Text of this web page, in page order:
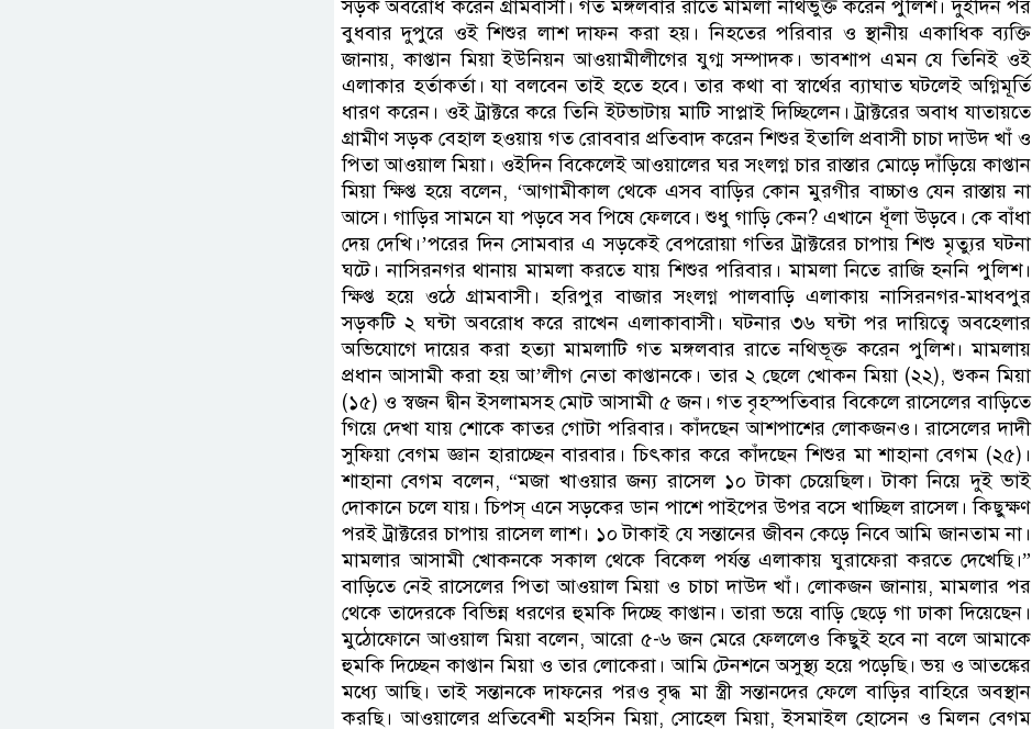
সড়ক অবরোধ করেন গ্রামবাসী। গত মঙ্গলবার রাতে মামলা নথিভুক্ত করেন পুলিশ। দুইদিন পর
বুধবার দুপুরে ওই শিশুর লাশ দাফন করা হয়। নিহতের পরিবার ও স্থানীয় একাধিক ব্যক্তি
জানায়, কাপ্তান মিয়া ইউনিয়ন আওয়ামীলীগের যুগ্ম সম্পাদক। ভাবশাপ এমন যে তিনিই ওই
এলাকার হর্তাকর্তা। যা বলবেন তাই হতে হবে। তার কথা বা স্বার্থের ব্যাঘাত ঘটলেই অগ্নিমূর্তি
ধারণ করেন। ওই ট্রাক্টরে করে তিনি ইটভাটায় মাটি সাপ্লাই দিচ্ছিলেন। ট্রাক্টরের অবাধ যাতায়তে
গ্রামীণ সড়ক বেহাল হওয়ায় গত রোববার প্রতিবাদ করেন শিশুর ইতালি প্রবাসী চাচা দাউদ খাঁ ও
পিতা আওয়াল মিয়া। ওইদিন বিকেলেই আওয়ালের ঘর সংলগ্ন চার রাস্তার মোড়ে দাঁড়িয়ে কাপ্তান
মিয়া ক্ষিপ্ত হয়ে বলেন, ‘আগামীকাল থেকে এসব বাড়ির কোন মুরগীর বাচ্চাও যেন রাস্তায় না
আসে। গাড়ির সামনে যা পড়বে সব পিষে ফেলবে। শুধু গাড়ি কেন? এখানে ধূঁলা উড়বে। কে বাঁধা
দেয় দেখি।’পরের দিন সোমবার এ সড়কেই বেপরোয়া গতির ট্রাক্টরের চাপায় শিশু মৃত্যুর ঘটনা
ঘটে। নাসিরনগর থানায় মামলা করতে যায় শিশুর পরিবার। মামলা নিতে রাজি হননি পুলিশ।
ক্ষিপ্ত হয়ে ওঠে গ্রামবাসী। হরিপুর বাজার সংলগ্ন পালবাড়ি এলাকায় নাসিরনগর-মাধবপুর
সড়কটি ২ ঘন্টা অবরোধ করে রাখেন এলাকাবাসী। ঘটনার ৩৬ ঘন্টা পর দায়িত্বে অবহেলার
অভিযোগে দায়ের করা হত্যা মামলাটি গত মঙ্গলবার রাতে নথিভূক্ত করেন পুলিশ। মামলায়
প্রধান আসামী করা হয় আ’লীগ নেতা কাপ্তানকে। তার ২ ছেলে খোকন মিয়া (২২), শুকন মিয়া
(১৫) ও স্বজন দ্বীন ইসলামসহ মোট আসামী ৫ জন। গত বৃহস্পতিবার বিকেলে রাসেলের বাড়িতে
গিয়ে দেখা যায় শোকে কাতর গোটা পরিবার। কাঁদছেন আশপাশের লোকজনও। রাসেলের দাদী
সুফিয়া বেগম জ্ঞান হারাচ্ছেন বারবার। চিৎকার করে কাঁদছেন শিশুর মা শাহানা বেগম (২৫)।
শাহানা বেগম বলেন, “মজা খাওয়ার জন্য রাসেল ১০ টাকা চেয়েছিল। টাকা নিয়ে দুই ভাই
দোকানে চলে যায়। চিপস্‌ এনে সড়কের ডান পাশে পাইপের উপর বসে খাচ্ছিল রাসেল। কিছুক্ষণ
পরই ট্রাক্টরের চাপায় রাসেল লাশ। ১০ টাকাই যে সন্তানের জীবন কেড়ে নিবে আমি জানতাম না।
মামলার আসামী খোকনকে সকাল থেকে বিকেল পর্যন্ত এলাকায় ঘুরাফেরা করতে দেখেছি।”
বাড়িতে নেই রাসেলের পিতা আওয়াল মিয়া ও চাচা দাউদ খাঁ। লোকজন জানায়, মামলার পর
থেকে তাদেরকে বিভিন্ন ধরণের হুমকি দিচ্ছে কাপ্তান। তারা ভয়ে বাড়ি ছেড়ে গা ঢাকা দিয়েছেন।
মুঠোফোনে আওয়াল মিয়া বলেন, আরো ৫-৬ জন মেরে ফেললেও কিছুই হবে না বলে আমাকে
হুমকি দিচ্ছেন কাপ্তান মিয়া ও তার লোকেরা। আমি টেনশনে অসুস্থ্য হয়ে পড়েছি। ভয় ও আতঙ্কের
মধ্যে আছি। তাই সন্তানকে দাফনের পরও বৃদ্ধ মা স্ত্রী সন্তানদের ফেলে বাড়ির বাহিরে অবস্থান
করছি। আওয়ালের প্রতিবেশী মহসিন মিয়া, সোহেল মিয়া, ইসমাইল হোসেন ও মিলন বেগম